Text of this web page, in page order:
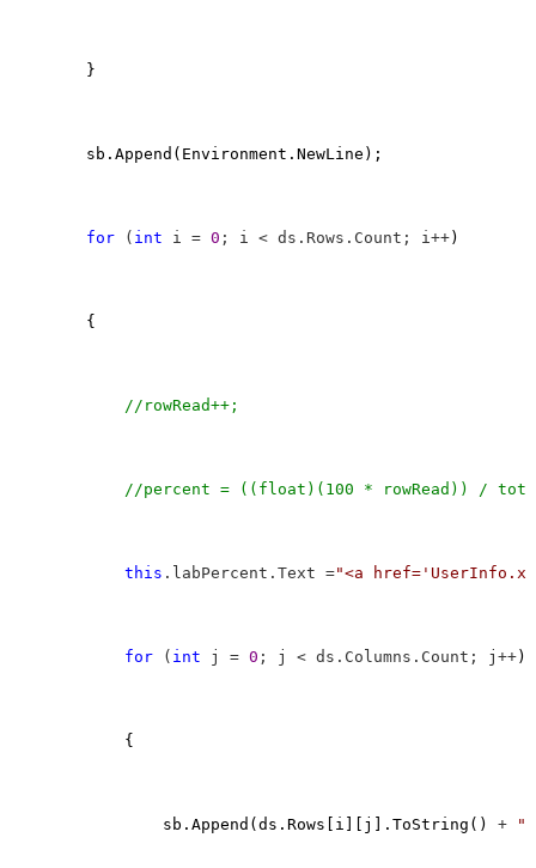
        }
        sb.Append(Environment.NewLine);
for ( int i = 0 ; i < ds.Rows.Count; i++)
        {
// rowRead++;
//percent = ((float)(100 * rowRead)) /
this .labPercent.Text ="<a
for ( int j = 0 ; j < ds.Columns.Count; j++)
            {
                sb.Append(ds.Rows[i][j].ToString()
+ "